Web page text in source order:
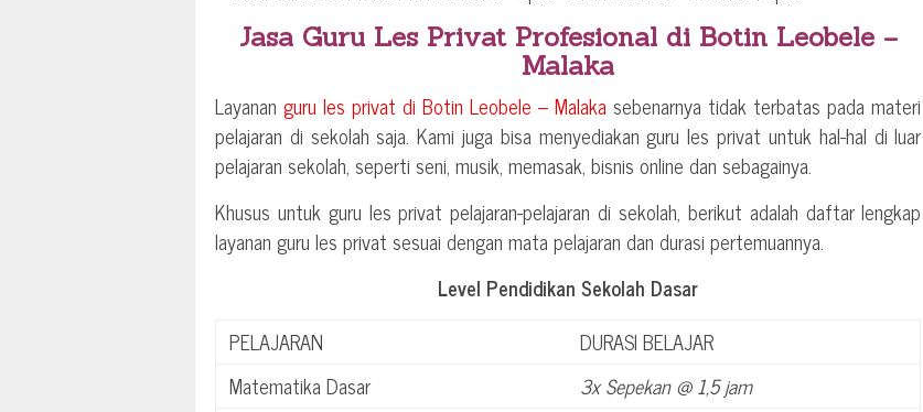
Jasa Guru Les Privat Profesional di Botin Leobele –
Malaka
Layananguru les privat diBotin Leobele – Malaka sebenarnya tidak terbatas pada materi
pelajaran di sekolah saja. Kami juga bisa menyediakan guru les privat untuk hal-hal di luar
pelajaran sekolah, seperti seni, musik, memasak, bisnis online dan sebagainya.
Khusus untuk guru les privat pelajaran-pelajaran di sekolah, berikut adalah daftar lengkap
layanan guru les privat sesuai dengan mata pelajaran dan durasi pertemuannya.
Level Pendidikan Sekolah Dasar
PELAJARAN
DURASI BELAJAR
Matematika Dasar
3x Sepekan @ 1,5 jam